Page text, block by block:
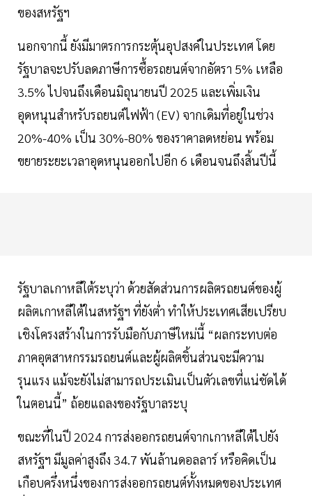
ของสหรัฐฯ
นอกจากนี้ ยังมีมาตรการกระตุ้นอุปสงค์ในประเทศ โดย
รัฐบาลจะปรับลดภาษีการซื้อรถยนต์จากอัตรา 5% เหลือ
3.5% ไปจนถึงเดือนมิถุนายนปี 2025 และเพิ่มเงิน
อุดหนุนสำหรับรถยนต์ไฟฟ้า (EV) จากเดิมที่อยู่ในช่วง
20%-40% เป็น 30%-80% ของราคาลดหย่อน พร้อม
ขยายระยะเวลาอุดหนุนออกไปอีก 6 เดือนจนถึงสิ้นปีนี้
รัฐบาลเกาหลีใต้ระบุว่า ด้วยสัดส่วนการผลิตรถยนต์ของผู้
ผลิตเกาหลีใต้ในสหรัฐฯ ที่ยังต่ำ ทำให้ประเทศเสียเปรียบ
เชิงโครงสร้างในการรับมือกับภาษีใหม่นี้ “ผลกระทบต่อ
ภาคอุตสาหกรรมรถยนต์และผู้ผลิตชิ้นส่วนจะมีความ
รุนแรง แม้จะยังไม่สามารถประเมินเป็นตัวเลขที่แน่ชัดได้
ในตอนนี้” ถ้อยแถลงของรัฐบาลระบุ
ขณะที่ในปี 2024 การส่งออกรถยนต์จากเกาหลีใต้ไปยัง
สหรัฐฯ มีมูลค่าสูงถึง 34.7 พันล้านดอลลาร์ หรือคิดเป็น
เกือบครึ่งหนึ่งของการส่งออกรถยนต์ทั้งหมดของประเทศ